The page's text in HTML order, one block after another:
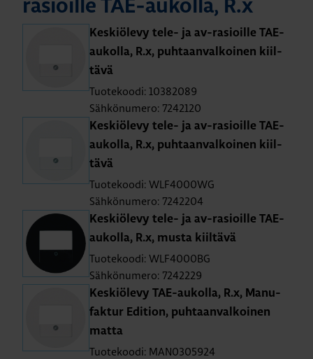
rasioil­le TAE-au­kol­la, R.x
Kes­kiö­le­vy tele- ja av-rasioil­le TAE-
au­kol­la, R.x, puh­taan­val­koi­nen kiil­
tä­vä
Tuotekoodi: 10382089
Sähkönumero: 7242120
Kes­kiö­le­vy tele- ja av-rasioil­le TAE-
au­kol­la, R.x, puh­taan­val­koi­nen kiil­
tä­vä
Tuotekoodi: WLF4000WG
Sähkönumero: 7242204
Kes­kiö­le­vy tele- ja av-rasioil­le TAE-
au­kol­la, R.x, musta kiil­tä­vä
Tuotekoodi: WLF4000BG
Sähkönumero: 7242229
Kes­kiö­le­vy TAE-au­kol­la, R.x, Ma­nu­
fak­tur Edi­tion, puh­taan­val­koi­nen
matta
Tuotekoodi: MAN0305924